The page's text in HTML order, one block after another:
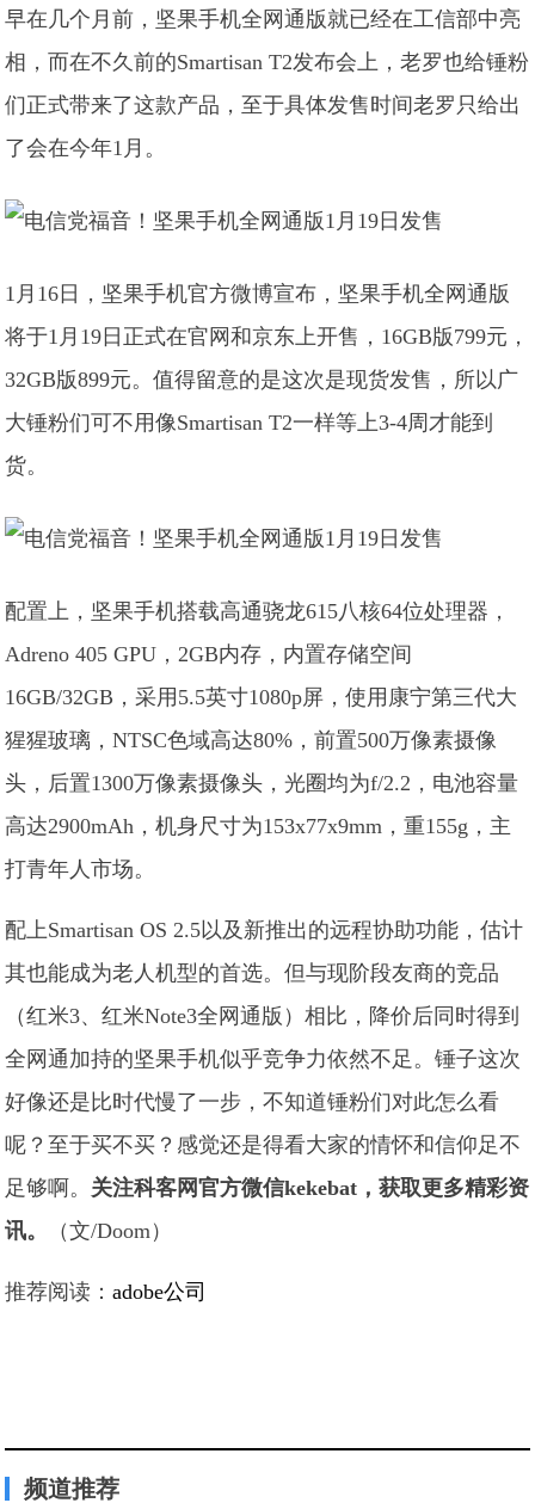
早在几个月前，坚果手机全网通版就已经在工信部中亮
相，而在不久前的Smartisan T2发布会上，老罗也给锤粉
们正式带来了这款产品，至于具体发售时间老罗只给出
了会在今年1月。
1月16日，坚果手机官方微博宣布，坚果手机全网通版
将于1月19日正式在官网和京东上开售，16GB版799元，
32GB版899元。值得留意的是这次是现货发售，所以广
大锤粉们可不用像Smartisan T2一样等上3-4周才能到
货。
配置上，坚果手机搭载高通骁龙615八核64位处理器，
Adreno 405 GPU，2GB内存，内置存储空间
16GB/32GB，采用5.5英寸1080p屏，使用康宁第三代大
猩猩玻璃，NTSC色域高达80%，前置500万像素摄像
头，后置1300万像素摄像头，光圈均为f/2.2，电池容量
高达2900mAh，机身尺寸为153x77x9mm，重155g，主
打青年人市场。
配上Smartisan OS 2.5以及新推出的远程协助功能，估计
其也能成为老人机型的首选。但与现阶段友商的竞品
（红米3、红米Note3全网通版）相比，降价后同时得到
全网通加持的坚果手机似乎竞争力依然不足。锤子这次
好像还是比时代慢了一步，不知道锤粉们对此怎么看
呢？至于买不买？感觉还是得看大家的情怀和信仰足不
足够啊。 关注科客网官方微信kekebat，获取更多精彩资
讯。
（文/Doom）
推荐阅读：adobe公司
频道推荐